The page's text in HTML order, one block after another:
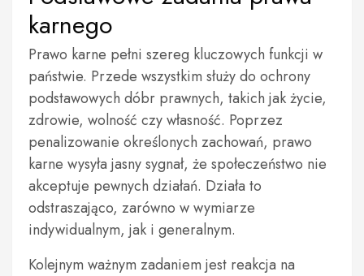
karnego
Prawo karne pełni szereg kluczowych funkcji w
państwie. Przede wszystkim służy do ochrony
podstawowych dóbr prawnych, takich jak życie,
zdrowie, wolność czy własność. Poprzez
penalizowanie określonych zachowań, prawo
karne wysyła jasny sygnał, że społeczeństwo nie
akceptuje pewnych działań. Działa to
odstraszająco, zarówno w wymiarze
indywidualnym, jak i generalnym.
Kolejnym ważnym zadaniem jest reakcja na